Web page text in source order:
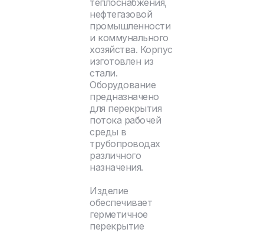
нефтегазовой
промышленности
и коммунального
хозяйства. Корпус
изготовлен из
стали.
Оборудование
предназначено
для перекрытия
потока рабочей
среды в
трубопроводах
различного
назначения.
Изделие
обеспечивает
герметичное
перекрытие